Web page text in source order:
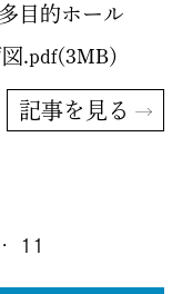
目的ホール
.pdf(3MB)
記事を見る
11